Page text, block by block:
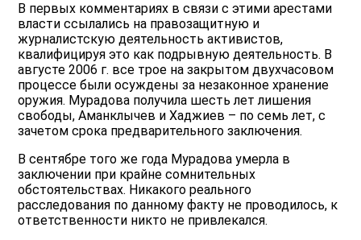
В первых комментариях в связи с этими арестами
власти ссылались на правозащитную и
журналистскую деятельность активистов,
квалифицируя это как подрывную деятельность. В
августе 2006 г. все трое на закрытом двухчасовом
процессе были осуждены за незаконное хранение
оружия. Мурадова получила шесть лет лишения
свободы, Аманклычев и Хаджиев – по семь лет, с
зачетом срока предварительного заключения.
В сентябре того же года Мурадова умерла в
заключении при крайне сомнительных
обстоятельствах. Никакого реального
расследования по данному факту не проводилось, к
ответственности никто не привлекался.